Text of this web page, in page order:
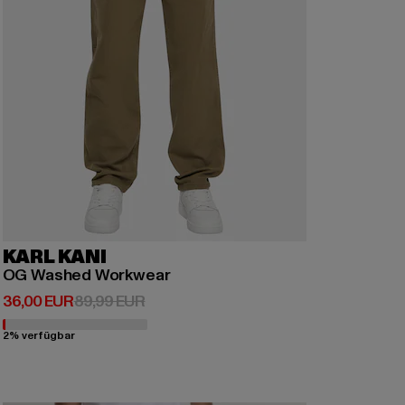
KARL KANI
OG Washed Workwear
36,00 EUR
Derzeitiger Preis: 36,00 EUR
89,99 EURAktionspreis: 89,99 EUR
2% verfügbar